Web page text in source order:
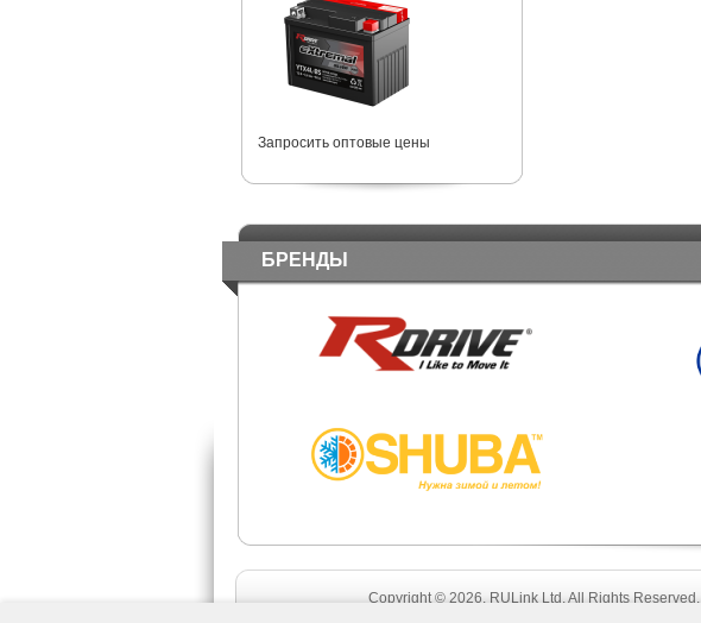
Запросить оптовые цены
БРЕНДЫ
Copyright © 2026. RULink Ltd. All Rights Reserved.